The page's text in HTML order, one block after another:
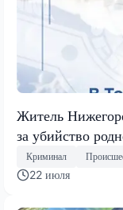
Житель
за убийство
Криминал
22 июля